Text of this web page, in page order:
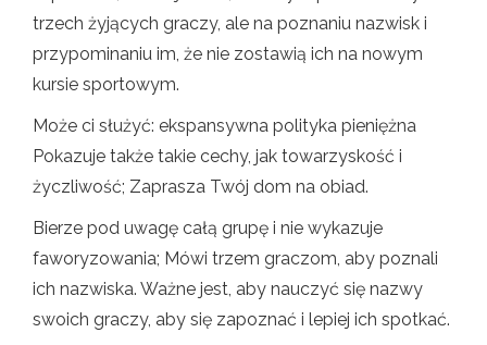
trzech żyjących graczy, ale na poznaniu nazwisk i
przypominaniu im, że nie zostawią ich na nowym
kursie sportowym.
Może ci służyć: ekspansywna polityka pieniężna
Pokazuje także takie cechy, jak towarzyskość i
życzliwość; Zaprasza Twój dom na obiad.
Bierze pod uwagę całą grupę i nie wykazuje
faworyzowania; Mówi trzem graczom, aby poznali
ich nazwiska. Ważne jest, aby nauczyć się nazwy
swoich graczy, aby się zapoznać i lepiej ich spotkać.